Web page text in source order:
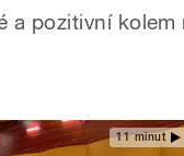
a pozitivní kolem
11 minut